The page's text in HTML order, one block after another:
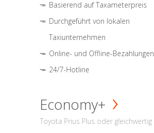
Basierend auf Taxameterpreis
Durchgeführt von lokalen
Taxiunternehmen
Online- und Offline-Bezahlungen
24/7-Hotline
Economy+
Toyota Prius Plus oder gleichwertig